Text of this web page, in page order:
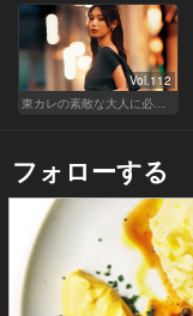
Vol.112
フォローする